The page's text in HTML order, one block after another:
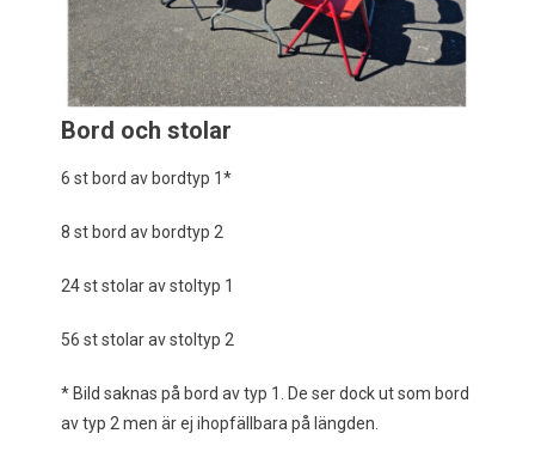
Bord och stolar
6 st bord av bordtyp 1*
8 st bord av bordtyp 2
24 st stolar av stoltyp 1
56 st stolar av stoltyp 2
* Bild saknas på bord av typ 1. De ser dock ut som bord
av typ 2 men är ej ihopfällbara på längden.